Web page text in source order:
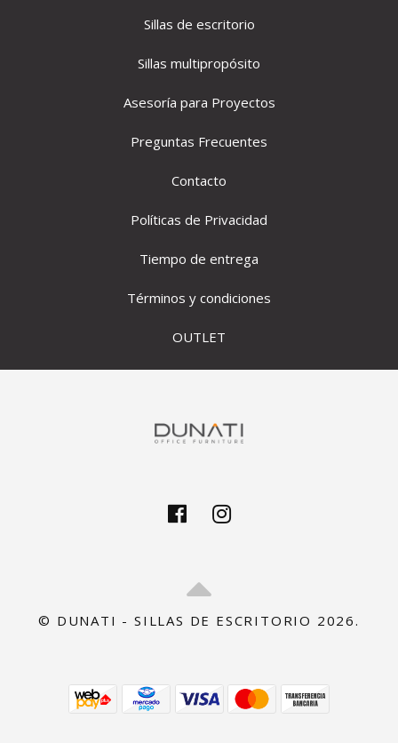
Sillas de escritorio
Sillas multipropósito
Asesoría para Proyectos
Preguntas Frecuentes
Contacto
Políticas de Privacidad
Tiempo de entrega
Términos y condiciones
OUTLET
© DUNATI - SILLAS DE ESCRITORIO 2026.